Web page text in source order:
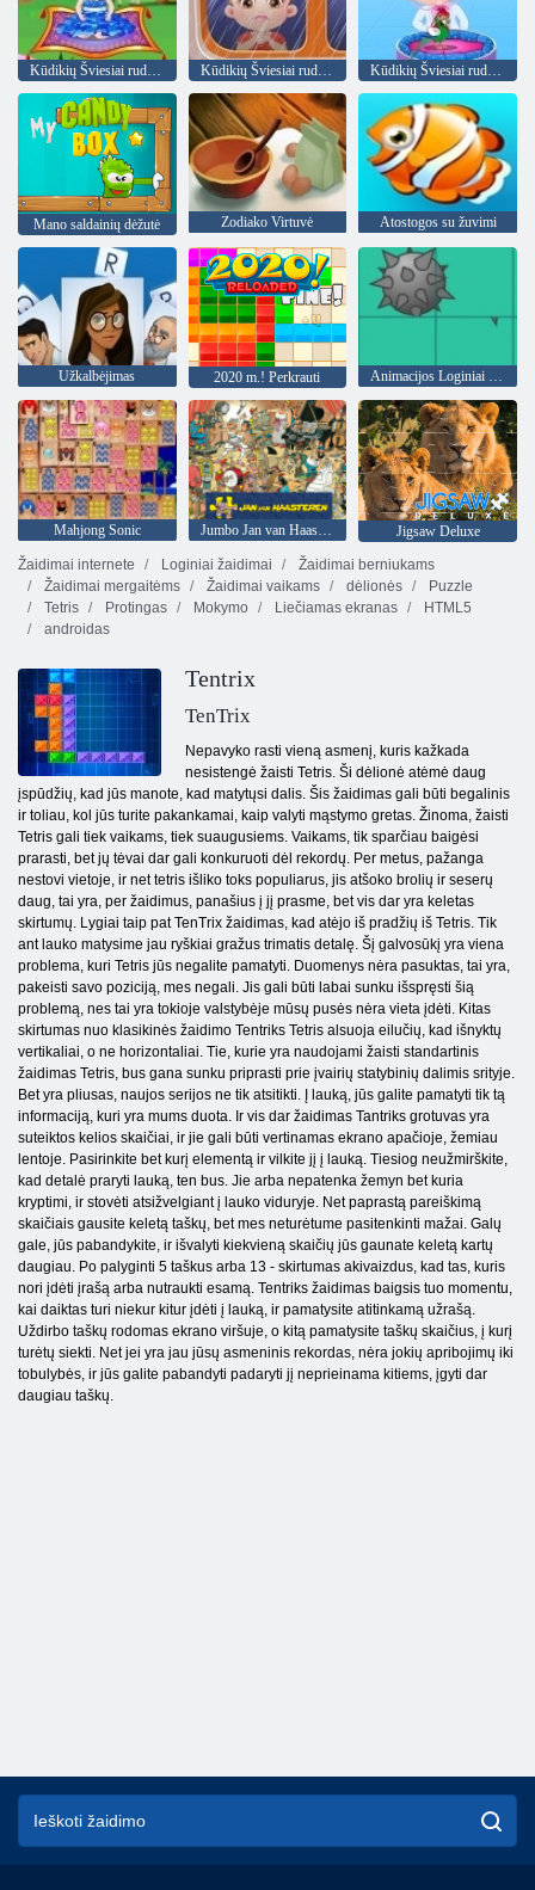
Kūdikių Šviesiai ruda: Fairyland Kūdikių Šviesiai ruda: Tėvo diena Kūdikių Šviesiai ruda: Veterinaras
Mano saldainių dėžutė Zodiako Virtuvė Atostogos su žuvimi
Užkalbėjimas 2020 m.! Perkrauti Animacijos Loginiai žaidimai
Mahjong Sonic Jumbo Jan van Haasteren
Jigsaw Deluxe
Žaidimai internete
Loginiai žaidimai
Žaidimai berniukams
Žaidimai mergaitėms
Žaidimai vaikams dėlionės
Puzzle
Tetris
Protingas Mokymo Liečiamas ekranas
HTML5
androidas
Tentrix
TenTrix
Nepavyko rasti vieną asmenį, kuris kažkada
nesistengė žaisti Tetris. Ši dėlionė atėmė daug
įspūdžių, kad jūs manote, kad matytųsi dalis. Šis žaidimas gali būti begalinis
ir toliau, kol jūs turite pakankamai, kaip valyti mąstymo gretas. Žinoma, žaisti
Tetris gali tiek vaikams, tiek suaugusiems. Vaikams, tik sparčiau baigėsi
prarasti, bet jų tėvai dar gali konkuruoti dėl rekordų. Per metus, pažanga
nestovi vietoje, ir net tetris išliko toks populiarus, jis atšoko brolių ir seserų
daug, tai yra, per žaidimus, panašius į jį prasme, bet vis dar yra keletas
skirtumų. Lygiai taip pat TenTrix žaidimas, kad atėjo iš pradžių iš Tetris. Tik
ant lauko matysime jau ryškiai gražus trimatis detalę. Šį galvosūkį yra viena
problema, kuri Tetris jūs negalite pamatyti. Duomenys nėra pasuktas, tai yra,
pakeisti savo poziciją, mes negali. Jis gali būti labai sunku išspręsti šią
problemą, nes tai yra tokioje valstybėje mūsų pusės nėra vieta įdėti. Kitas
skirtumas nuo klasikinės žaidimo Tentriks Tetris alsuoja eilučių, kad išnyktų
vertikaliai, o ne horizontaliai. Tie, kurie yra naudojami žaisti standartinis
žaidimas Tetris, bus gana sunku priprasti prie įvairių statybinių dalimis srityje.
Bet yra pliusas, naujos serijos ne tik atsitikti. Į lauką, jūs galite pamatyti tik tą
informaciją, kuri yra mums duota. Ir vis dar žaidimas Tantriks grotuvas yra
suteiktos kelios skaičiai, ir jie gali būti vertinamas ekrano apačioje, žemiau
lentoje. Pasirinkite bet kurį elementą ir vilkite jį į lauką. Tiesiog neužmirškite,
kad detalė praryti lauką, ten bus. Jie arba nepatenka žemyn bet kuria
kryptimi, ir stovėti atsižvelgiant į lauko viduryje. Net paprastą pareiškimą
skaičiais gausite keletą taškų, bet mes neturėtume pasitenkinti mažai. Galų
gale, jūs pabandykite, ir išvalyti kiekvieną skaičių jūs gaunate keletą kartų
daugiau. Po palyginti 5 taškus arba 13 - skirtumas akivaizdus, ​​kad tas, kuris
nori įdėti įrašą arba nutraukti esamą. Tentriks žaidimas baigsis tuo momentu,
kai daiktas turi niekur kitur įdėti į lauką, ir pamatysite atitinkamą užrašą.
Uždirbo taškų rodomas ekrano viršuje, o kitą pamatysite taškų skaičius, į kurį
turėtų siekti. Net jei yra jau jūsų asmeninis rekordas, nėra jokių apribojimų iki
tobulybės, ir jūs galite pabandyti padaryti jį neprieinama kitiems, įgyti dar
daugiau taškų.